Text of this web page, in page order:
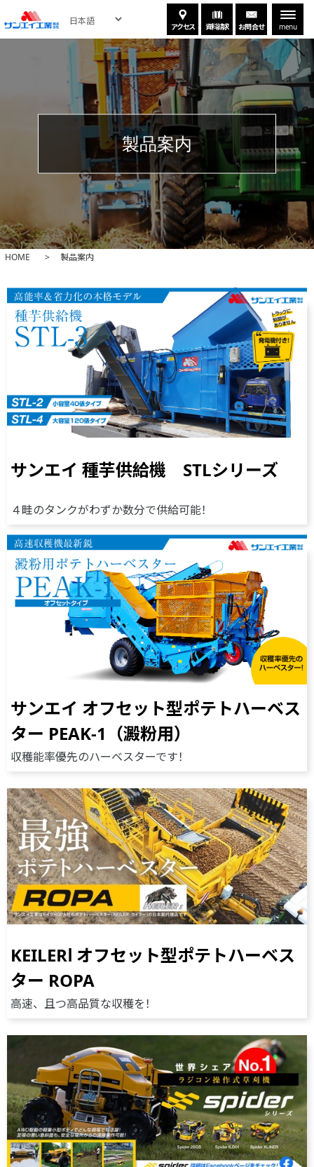
アクセス 資料請求 お問合せ menu
製品案内
HOME 製品案内
サンエイ 種芋供給機 STLシリーズ
４畦のタンクがわずか数分で供給可能！
サンエイ オフセット型ポテトハーベス
ター PEAK-1（澱粉用）
収穫能率優先のハーベスターです！
KEILERⅠ オフセット型ポテトハーベス
ター ROPA
高速、且つ高品質な収穫を！